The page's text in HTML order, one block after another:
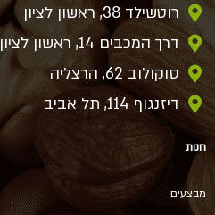
רוטשילד 38, ראשון לציון
דרך המכבים 14, ראשון לציון
סוקולוב 62, הרצליה
דיזנגוף 114, תל אביב
חנות
מבצעים